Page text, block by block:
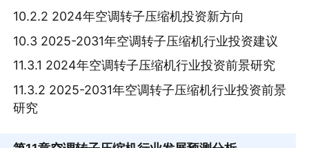
10.2.2 2024年空调转子压缩机投资新方向
10.3 2025-2031年空调转子压缩机行业投资建议
11.3.1 2024年空调转子压缩机行业投资前景研究
11.3.2 2025-2031年空调转子压缩机行业投资前景
研究